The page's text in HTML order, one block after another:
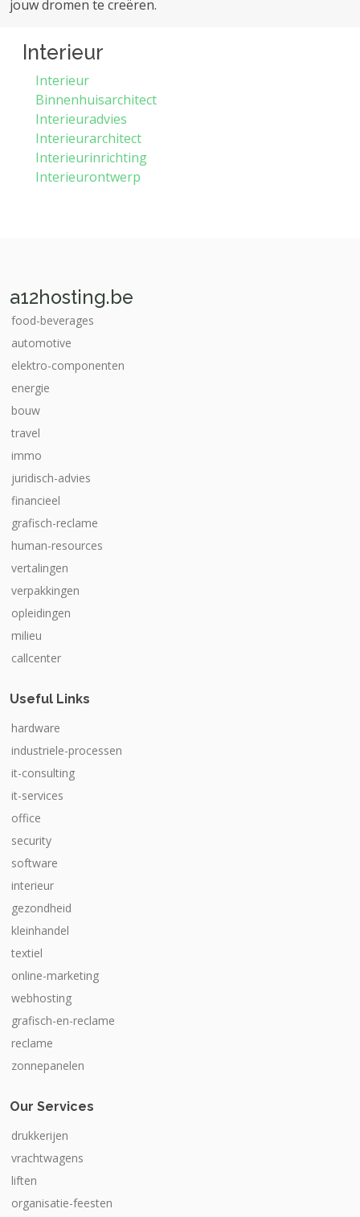
jouw dromen te creëren.
Interieur
Interieur
Binnenhuisarchitect
Interieuradvies
Interieurarchitect
Interieurinrichting
Interieurontwerp
a12hosting.be
food-beverages
automotive
elektro-componenten
energie
bouw
travel
immo
juridisch-advies
financieel
grafisch-reclame
human-resources
vertalingen
verpakkingen
opleidingen
milieu
callcenter
Useful Links
hardware
industriele-processen
it-consulting
it-services
office
security
software
interieur
gezondheid
kleinhandel
textiel
online-marketing
webhosting
grafisch-en-reclame
reclame
zonnepanelen
Our Services
drukkerijen
vrachtwagens
liften
organisatie-feesten